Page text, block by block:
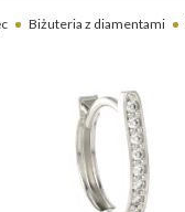
Biżuteria z diamentami